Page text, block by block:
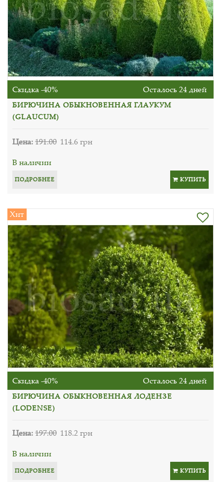
Скидка -40% Осталось 24 дней
БИРЮЧИНА ОБЫКНОВЕННАЯ ГЛАУКУМ
(GLAUCUM)
Цена:191.00 114.6 грн
В наличии
ПОДРОБНЕЕ КУПИТЬ
Хит
Скидка -40% Осталось 24 дней
БИРЮЧИНА ОБЫКНОВЕННАЯ ЛОДЕНЗЕ
(LODENSE)
Цена:197.00 118.2 грн
В наличии
ПОДРОБНЕЕ КУПИТЬ